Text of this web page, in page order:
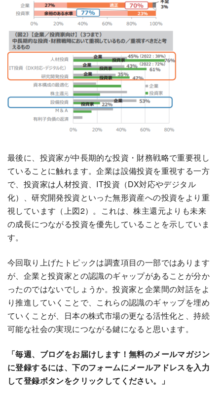
最後に、投資家が中長期的な投資・財務戦略で重要視し
ていることに触れます。企業は設備投資を重視する一方
で、投資家は人材投資、IT投資（DX対応やデジタル
化）、研究開発投資といった無形資産への投資をより重
視しています（上図2）。これは、株主還元よりも未来
の成長につながる投資を優先していることを示していま
す。
今回取り上げたトピックは調査項目の一部ではあります
が、企業と投資家との認識のギャップがあることが分か
ったのではないでしょうか。投資家と企業間の対話をよ
り推進していくことで、これらの認識のギャップを埋め
ていくことが、日本の株式市場の更なる活性化と、持続
可能な社会の実現につながる鍵になると思います。
「毎週、ブログをお届けします！無料のメールマガジン
に登録するには、下のフォームにメールアドレスを入力
して登録ボタンをクリックしてください。」